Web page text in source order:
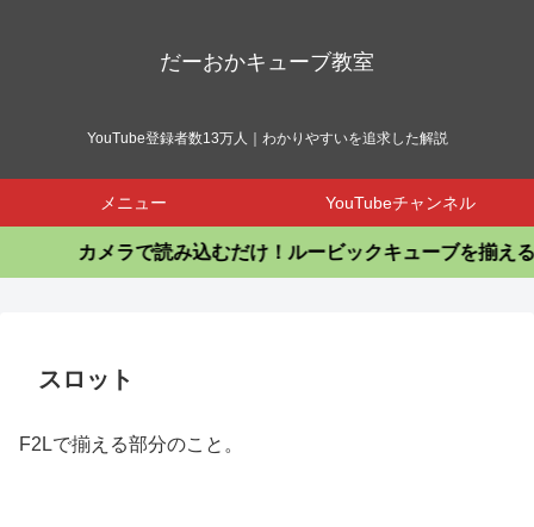
だーおかキューブ教室
YouTube登録者数13万人｜わかりやすいを追求した解説
メニュー YouTubeチャンネル
カメラで読み込むだけ！ルービックキューブを揃える
スロット
F2Lで揃える部分のこと。